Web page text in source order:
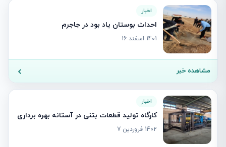
اخبار
احداث بوستان یاد بود در جاجرم
1401 اسفند 16
مشاهده خبر
اخبار
کارگاه تولید قطعات بتنی در آستانه بهره برداری
1402 فروردین 7